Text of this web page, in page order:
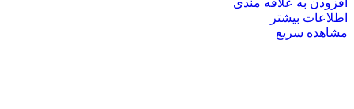
افزودن به علاقه مندی
اطلاعات بیشتر
مشاهده سریع